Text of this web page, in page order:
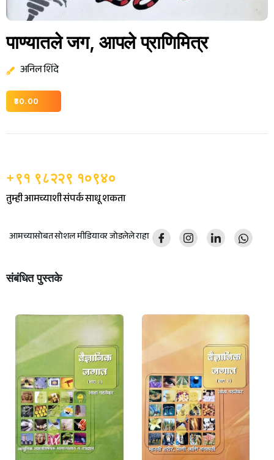
पाण्यातले जग, आपले प्राणिमित्र
अनिल शिंदे
30.00
+९१ ९८२२९ १०९४०
तुम्ही आमच्याशी संपर्क साधू शकता
आमच्यासोबत सोशल मीडियावर जोडलेले राहा
संबंधित पुस्तके